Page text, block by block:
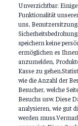
Unverzichtbar:
Funktionalität
uns,
speichern keine
ermöglichen es
anzumelden,
Kasse zu
wie die Anzahl der
Besucher, welche
Besuchs usw. Diese
analysieren, wie gut
werden